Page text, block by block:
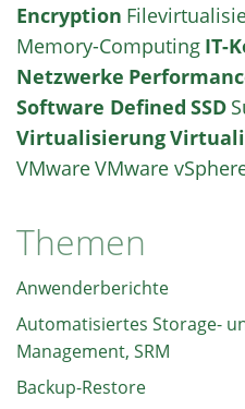
Encryption
Memory-Computing IT-
Netzwerke
Software Defined SSD
Virtualisierung
VMwareVMware
Themen
Anwenderberichte
Automatisiertes Storage-
Management, SRM
Backup-Restore